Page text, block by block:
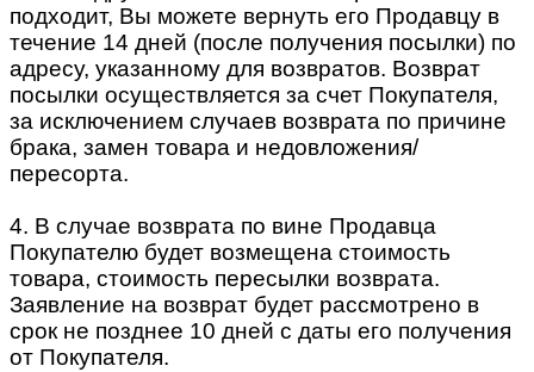
подходит, Вы можете вернуть его Продавцу в
течение 14 дней (после получения посылки) по
адресу, указанному для возвратов. Возврат
посылки осуществляется за счет Покупателя,
за исключением случаев возврата по причине
брака, замен товара и недовложения/
пересорта.
4. В случае возврата по вине Продавца
Покупателю будет возмещена стоимость
товара, стоимость пересылки возврата.
Заявление на возврат будет рассмотрено в
срок не позднее 10 дней с даты его получения
от Покупателя.